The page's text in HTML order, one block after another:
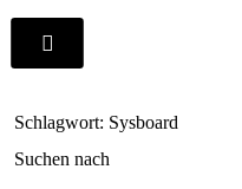
Schlagwort: Sysboard
Suchen nach